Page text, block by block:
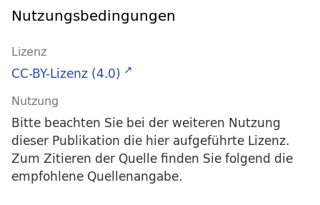
Nutzungsbedingungen
Lizenz
CC-BY-Lizenz (4.0)
Nutzung
Bitte beachten Sie bei der weiteren Nutzung
dieser Publikation die hier aufgeführte Lizenz.
Zum Zitieren der Quelle finden Sie folgend die
empfohlene Quellenangabe.